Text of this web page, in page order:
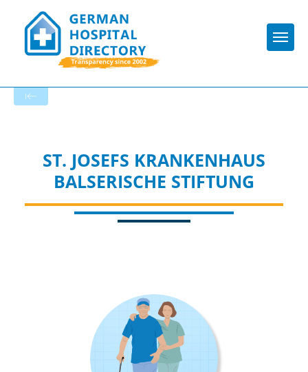
ST. JOSEFS KRANKENHAUS
BALSERISCHE STIFTUNG